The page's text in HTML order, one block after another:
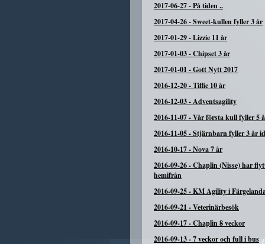
2017-06-27-På tiden ..
2017-04-26-Sweet-kullen fyller 3 år
2017-01-29-Lizzie 11 år
2017-01-03-Chipset 3 år
2017-01-01 -Gott Nytt 2017
2016-12-20-Tiffie 10 år
2016-12-03-Adventsagility
2016-11-07-Vår första kull fyller 5
2016-11-05-Stjärnbarn fyller 3 år
2016-10-17-Nova 7 år
2016-09-26-Chaplin (Nisse) har
hemifrån
2016-09-25-KM Agility i
2016-09-21 -Veterinärbesök
2016-09-17-Chaplin 8 veckor
2016-09-13-7 veckor och full i bus